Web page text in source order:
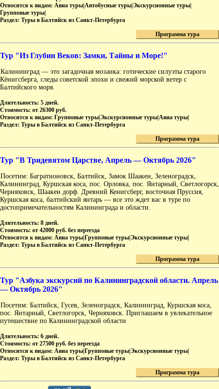
Относится к видам: Авиа туры|Автобусные туры|Экскурсионные туры|
Групповые туры|
Раздел: Туры в Балтийск из Санкт-Петербурга
Программа тура
Тур "Из Глубин Веков: Замки, Тайны и Море!"
Калининград — это загадочная мозаика: готические силуэты старого
Кёнигсберга, следы советской эпохи и свежий морской ветер с
Балтийского моря.
Длительность: 5 дней.
Стоимость: от 26300 руб.
Относится к видам: Групповые туры|Экскурсионные туры|Авиа туры|
Раздел: Туры в Балтийск из Санкт-Петербурга
Программа тура
Тур "В Тридевятом Царстве, Апрель — Октябрь 2026"
Посетим: Багратионовск, Балтийск, Замок Шаакен, Зеленоградск,
Калининград, Куршская коса, пос. Орловка, пос. Янтарный, Светлогорск,
Черняховск, Шаакен дорф. Древний Кенигсберг, восточная Пруссия,
Куршская коса, балтийский янтарь — все это ждет вас в туре по
достопримечательностям Калининграда и области.
Длительность: 8 дней.
Стоимость: от 42000 руб. без переезда
Относится к видам: Авиа туры|Групповые туры|Экскурсионные туры|
Раздел: Туры в Балтийск из Санкт-Петербурга
Программа тура
Тур "Азбука экскурсий по Калининградской области. Апрель
— Октябрь 2026"
Посетим: Балтийск, Гусев, Зеленоградск, Калининград, Куршская коса,
пос. Янтарный, Светлогорск, Черняховск. Приглашаем в увлекательное
путешествие по Калининградской области
Длительность: 6 дней.
Стоимость: от 27500 руб. без переезда
Относится к видам: Авиа туры|Групповые туры|Экскурсионные туры|
Раздел: Туры в Балтийск из Санкт-Петербурга
Программа тура